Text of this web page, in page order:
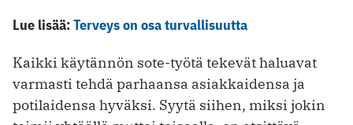
Lue lisää:Terveys on osa turvallisuutta
Kaikki käytännön sote-työtä tekevät haluavat
varmasti tehdä parhaansa asiakkaidensa ja
potilaidensa hyväksi. Syytä siihen, miksi jokin